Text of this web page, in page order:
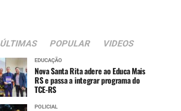
ÚLTIMAS POPULAR VIDEOS
EDUCAÇÃO
Nova Santa Rita adere ao Educa Mais
RS e passa a integrar programa do
TCE-RS
POLICIAL